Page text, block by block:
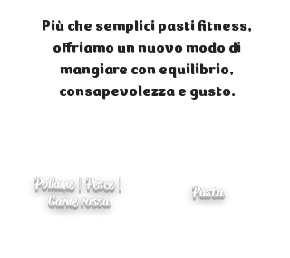
Più che semplici pasti fitness,
offriamo un nuovo modo di
mangiare con equilibrio,
consapevolezza e gusto.
Pollame | Pesce |
Carne rossa
Pasta